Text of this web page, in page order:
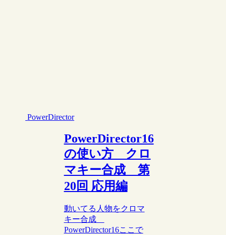
PowerDirector
PowerDirector16
の使い方 クロ
マキー合成 第
20回 応用編
動いてる人物をクロマ
キー合成
PowerDirector16ここで